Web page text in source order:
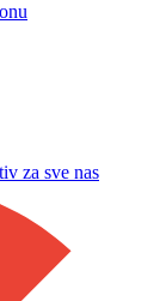
za sve nas